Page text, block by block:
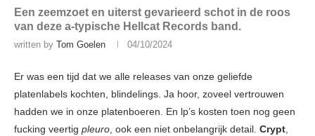
Een zeemzoet en uiterst gevarieerd schot in de roos
van deze a-typische Hellcat Records band.
written by Tom Goelen 04/10/2024
Er was een tijd dat we alle releases van onze geliefde
platenlabels kochten, blindelings. Ja hoor, zoveel vertrouwen
hadden we in onze platenboeren. En lp’s kosten toen nog geen
fucking veertig pleuro, ook een niet onbelangrijk detail. Crypt,